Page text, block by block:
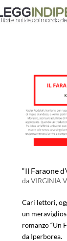
“Il Faraone
daVIRGINIA
Cari lettori,
un
romanzo “Un
da Iperborea.